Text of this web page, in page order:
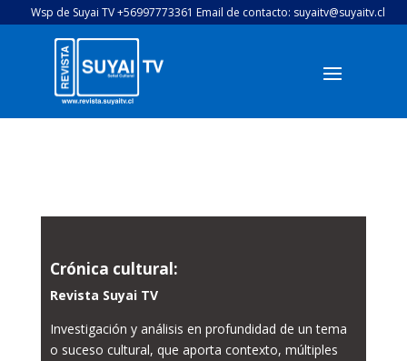
Wsp de Suyai TV +56997773361 Email de contacto: suyaitv@suyaitv.cl
Crónica cultural:
Revista Suyai TV
Investigación y análisis en profundidad de un tema
o suceso cultural, que aporta contexto, múltiples